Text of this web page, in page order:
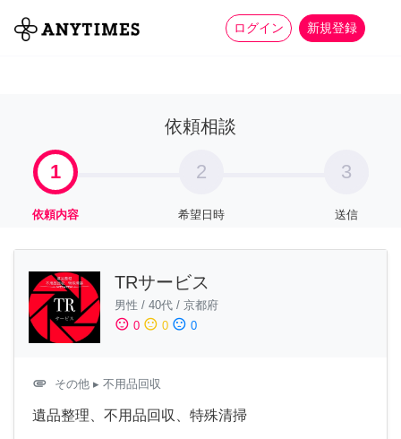
ログイン 新規登録
全て 家事 more_horiz
依頼相談
1
依頼内容
2
希望日時
3
送信
TRサービス
男性 / 40代 / 京都府
sentiment_satisfied 0 sentiment_neutral 0 sentiment_dissatisfied 0
attachment その他 ▸ 不用品回収
遺品整理、不用品回収、特殊清掃